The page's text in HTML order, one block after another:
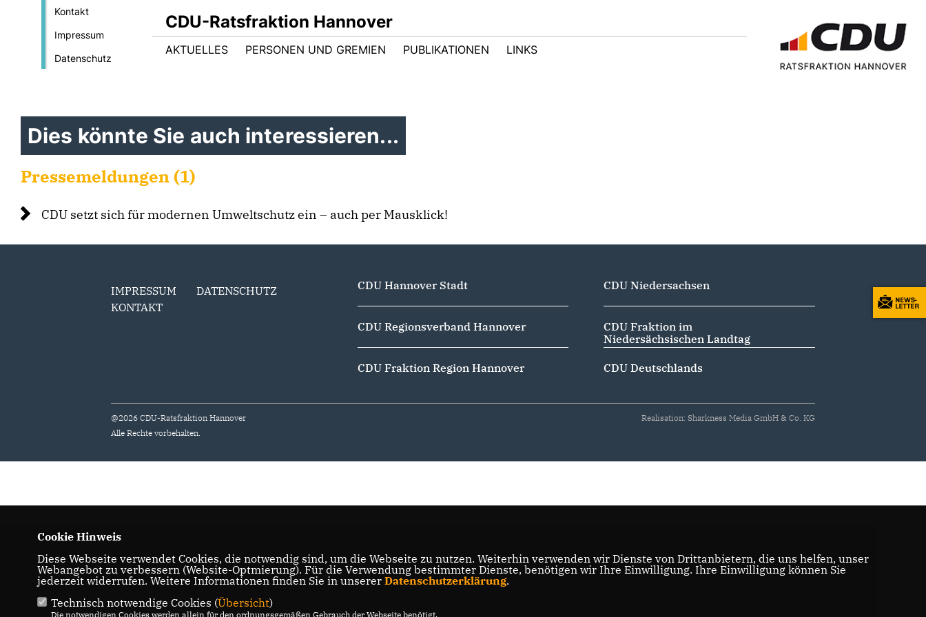
Kontakt
Impressum
Datenschutz
CDU-Ratsfraktion Hannover
AKTUELLES PERSONEN UND GREMIEN PUBLIKATIONEN LINKS
Dies könnte Sie auch interessieren...
Pressemeldungen (1)
CDU setzt sich für modernen Umweltschutz ein – auch per Mausklick!
IMPRESSUM
DATENSCHUTZ
KONTAKT
CDU Hannover Stadt
CDU Regionsverband Hannover
CDU Fraktion Region Hannover
CDU Niedersachsen
CDU Fraktion im
Niedersächsischen Landtag
CDU Deutschlands
@2026 CDU-Ratsfraktion Hannover
Alle Rechte vorbehalten.
Realisation: Sharkness Media GmbH & Co. KG
Cookie Hinweis
Diese Webseite verwendet Cookies, die notwendig sind, um die Webseite zu nutzen. Weiterhin verwenden wir Dienste von Drittanbietern, die uns helfen, unser
Webangebot zu verbessern (Website-Optmierung). Für die Verwendung bestimmter Dienste, benötigen wir Ihre Einwilligung. Ihre Einwilligung können Sie
jederzeit widerrufen. Weitere Informationen finden Sie in unserer Datenschutzerklärung.
Technisch notwendige Cookies (Übersicht)
Die notwendigen Cookies werden allein für den ordnungsgemäßen Gebrauch der Webseite benötigt.